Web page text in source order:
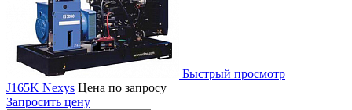
Быстрый просмотр
J165K Nexys Цена по запросу
Запросить цену